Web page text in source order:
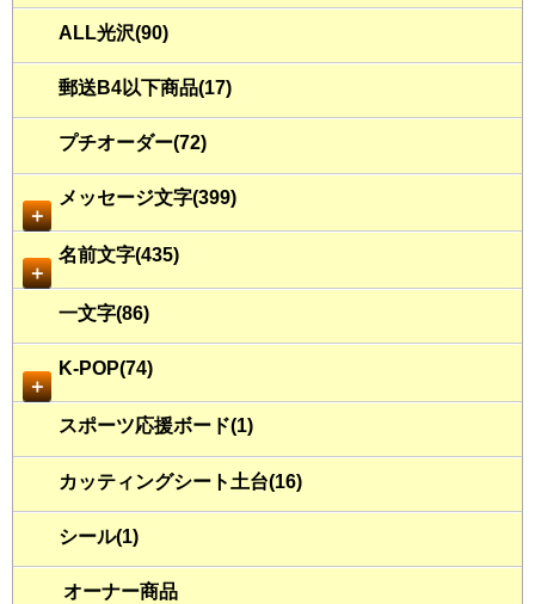
ALL光沢(90)
郵送B4以下商品(17)
プチオーダー(72)
＋
メッセージ文字(399)
＋
名前文字(435)
一文字(86)
＋
K-POP(74)
スポーツ応援ボード(1)
カッティングシート土台(16)
シール(1)
オーナー商品